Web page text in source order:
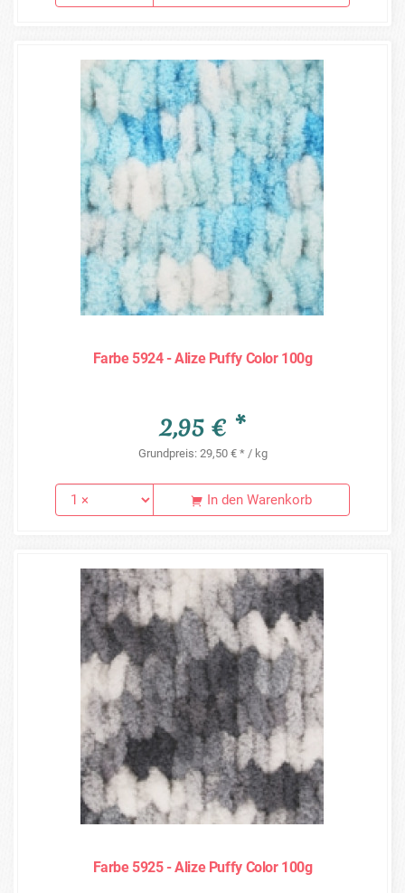
Farbe 5924 - Alize Puffy Color 100g
2,95 € *
Grundpreis: 29,50 € * / kg
In den Warenkorb
Farbe 5925 - Alize Puffy Color 100g